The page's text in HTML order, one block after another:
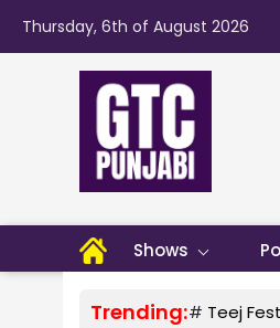
Thursday, 6th of August 2026
Shows
Trending:# Teej